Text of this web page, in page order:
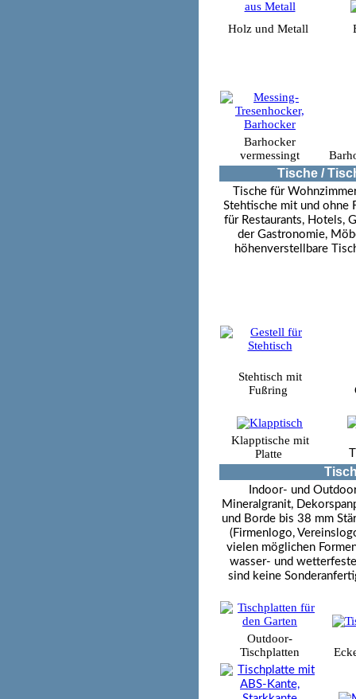
Holz und Metall
Barhocker
vermessingt
Tische /
Tische für
Stehtische mit und ohne
für Restaurants, Hotels,
der Gastronomie,
höhenverstellbare
Stehtisch mit
Fußring
Klapptische mit
Platte
Indoor- und
Mineralgranit,
und Borde bis 38 mm
(Firmenlogo,
vielen möglichen
wasser- und
sind keine
Outdoor-
Tischplatten